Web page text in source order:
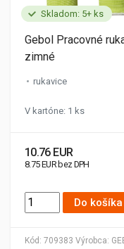
Skladom: 5+ ks
Kód: 709383 Výrobca:
Gebol Pracovné
zimné
rukavice
V kartóne: 1 ks
10.76 EUR
8.75 EUR bez DPH
Do košíka